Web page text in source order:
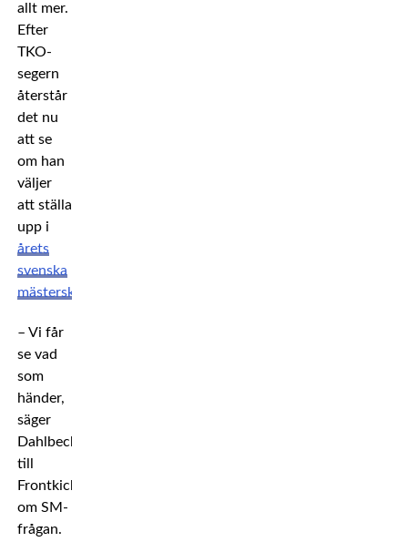
allt mer.
Efter
TKO-
segern
återstår
det nu
att se
om han
väljer
att ställa
upp i
årets
svenska
mästerskap
– Vi får
se vad
som
händer,
säger
Dahlbeck
till
Frontkick
om SM-
frågan.